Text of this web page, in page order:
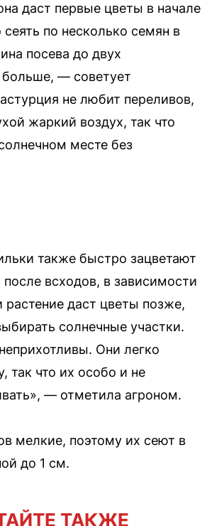
даст первые цветы в начале
по несколько семян в
посева до двух
больше, — советует
не любит переливов,
жаркий воздух, так что
месте без
также быстро зацветают
всходов, в зависимости
растение даст цветы позже,
солнечные участки.
Они легко
так что их особо и не
— отметила агроном.
мелкие, поэтому их сеют в
до 1 см.
ТАКЖЕ